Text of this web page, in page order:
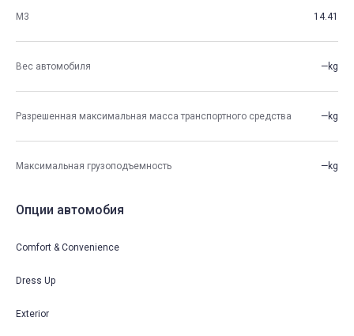
М3 14.41
Вес автомобиля —kg
Разрешенная максимальная масса транспортного средства —kg
Максимальная грузоподъемность —kg
Опции автомобия
Comfort & Convenience
Dress Up
Exterior